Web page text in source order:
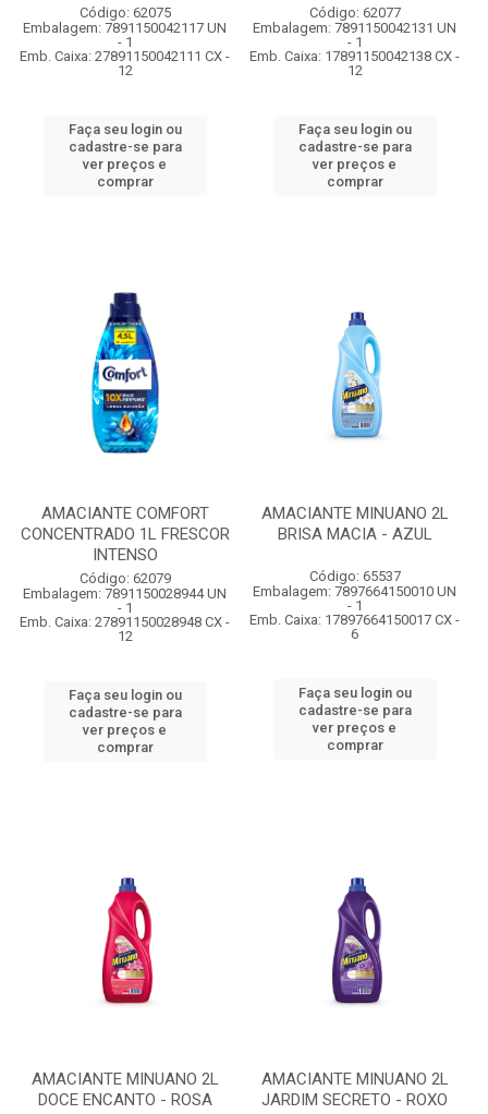
Código: 62075
Embalagem: 7891150042117 UN
- 1
Emb. Caixa: 27891150042111 CX -
12
Faça seu login ou
cadastre-se para
ver preços e
comprar
Código: 62077
Embalagem: 7891150042131 UN
- 1
Emb. Caixa: 17891150042138 CX -
12
Faça seu login ou
cadastre-se para
ver preços e
comprar
AMACIANTE COMFORT
CONCENTRADO 1L FRESCOR
INTENSO
Código: 62079
Embalagem: 7891150028944 UN
- 1
Emb. Caixa: 27891150028948 CX -
12
Faça seu login ou
cadastre-se para
ver preços e
comprar
AMACIANTE MINUANO 2L
BRISA MACIA - AZUL
Código: 65537
Embalagem: 7897664150010 UN
- 1
Emb. Caixa: 17897664150017 CX -
6
Faça seu login ou
cadastre-se para
ver preços e
comprar
AMACIANTE MINUANO 2L
DOCE ENCANTO - ROSA
AMACIANTE MINUANO 2L
JARDIM SECRETO - ROXO